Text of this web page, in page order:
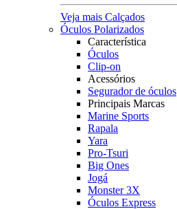
Veja mais Calçados
Óculos Polarizados
Característica
Óculos
Clip-on
Acessórios
Segurador de óculos
Principais Marcas
Marine Sports
Rapala
Yara
Pro-Tsuri
Big Ones
Jogá
Monster 3X
Óculos Express